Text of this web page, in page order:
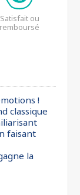
Satisfait ou
remboursé
!
classique
faisant
la